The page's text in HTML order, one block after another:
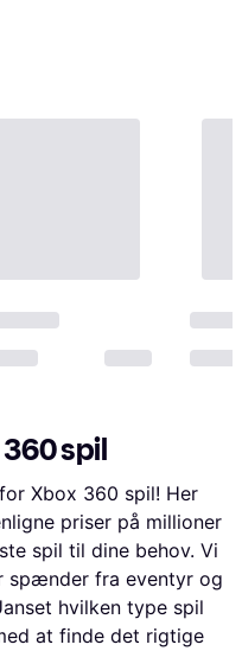
spil
Xbox 360 spil! Her
priser på millioner
spil til dine behov. Vi
spænder fra eventyr og
hvilken type spil
at finde det rigtige